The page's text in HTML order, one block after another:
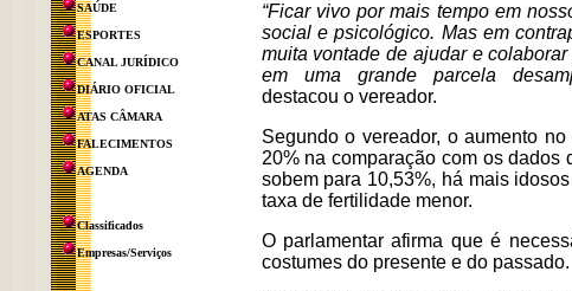
SAÚDE
ESPORTES
CANAL JURÍDICO
DIÁRIO OFICIAL
ATAS CÂMARA
FALECIMENTOS
AGENDA
Classificados
Empresas/Serviços
“Ficar vivo por mais tempo em
social e psicológico. Mas em
muita vontade de ajudar e
em uma grande parcela
destacou o vereador.
Segundo o vereador, o aumento
20% na comparação com os
sobem para 10,53%, há mais
taxa de fertilidade menor.
O parlamentar afirma que é
costumes do presente e do passado.